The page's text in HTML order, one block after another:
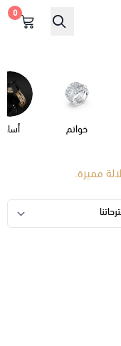
0
مميزة.
خواتم أساور